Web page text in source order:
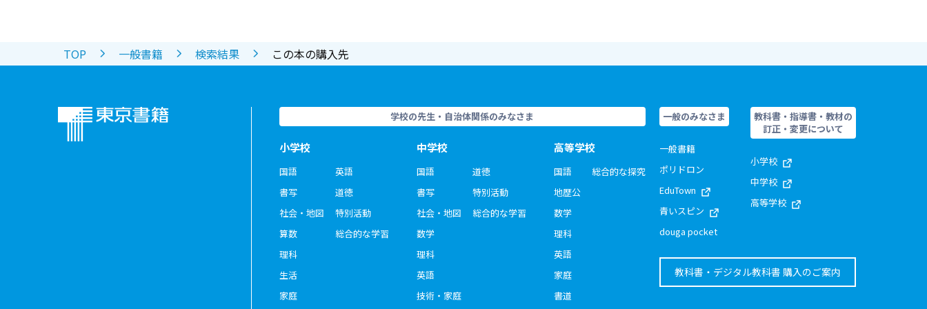
TOP 一般書籍 検索結果 この本の購入先
学校の先生・自治体関係のみなさま
小学校
国語
書写
社会・地図
算数
理科
生活
家庭
英語
道徳
特別活動
総合的な学習
中学校
国語
書写
社会・地図
数学
理科
英語
技術・家庭
道徳
特別活動
総合的な学習
高等学校
国語
地歴公
数学
理科
英語
家庭
書道
総合的な探究
一般のみなさま
一般書籍
ポリドロン
EduTown
青いスピン
douga pocket
教科書・指導書・教材の
訂正・変更について
小学校
中学校
高等学校
教科書・デジタル教科書 購入のご案内